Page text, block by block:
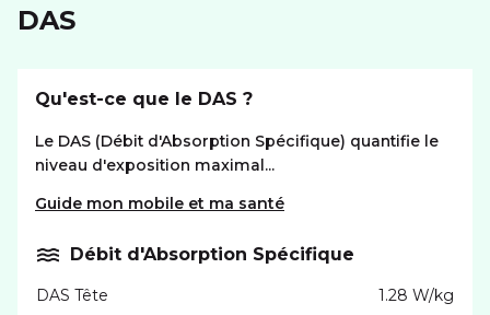
DAS
Qu'est-ce que le DAS ?
Le DAS (Débit d'Absorption Spécifique) quantifie le
niveau d'exposition maximal...
Guide mon mobile et ma santé
Débit d'Absorption Spécifique
DAS Tête
1.28 W/kg